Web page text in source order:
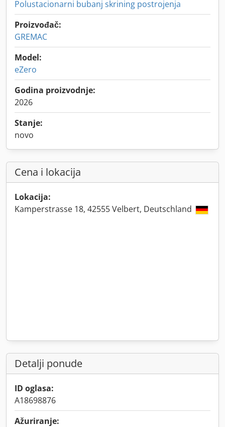
Polustacionarni bubanj skrining postrojenja
Proizvođač:
GREMAC
Model:
eZero
Godina proizvodnje:
2026
Stanje:
novo
Cena i lokacija
Lokacija:
Kamperstrasse 18, 42555 Velbert, Deutschland
Detalji ponude
ID oglasa:
A18698876
Ažuriranje: